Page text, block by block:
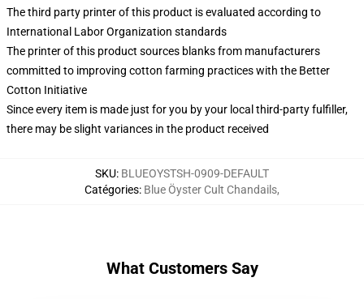
The third party printer of this product is evaluated according to
International Labor Organization standards
The printer of this product sources blanks from manufacturers
committed to improving cotton farming practices with the Better
Cotton Initiative
Since every item is made just for you by your local third-party fulfiller,
there may be slight variances in the product received
SKU: BLUEOYSTSH-0909-DEFAULT
Catégories: Blue Öyster Cult Chandails,
What Customers Say